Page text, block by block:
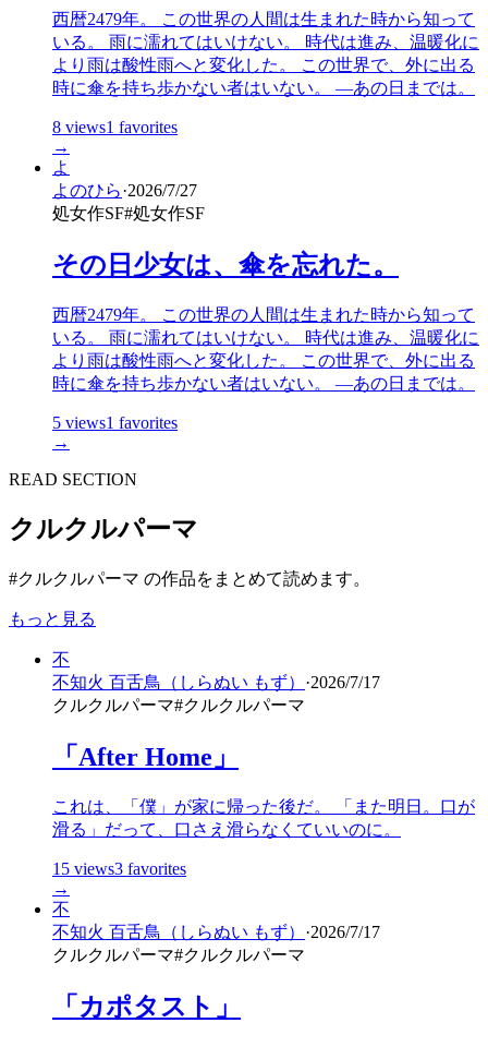
西暦2479年。 この世界の人間は生まれた時から知って
いる。 雨に濡れてはいけない。 時代は進み、温暖化に
より雨は酸性雨へと変化した。 この世界で、外に出る
時に傘を持ち歩かない者はいない。 ―あの日までは。
8 views1 favorites
→
よ
よのひら·2026/7/27
処女作SF#処女作SF
その日少女は、傘を忘れた。
西暦2479年。 この世界の人間は生まれた時から知って
いる。 雨に濡れてはいけない。 時代は進み、温暖化に
より雨は酸性雨へと変化した。 この世界で、外に出る
時に傘を持ち歩かない者はいない。 ―あの日までは。
5 views1 favorites
→
READ SECTION
クルクルパーマ
#クルクルパーマ の作品をまとめて読めます。
もっと見る
不
不知火 百舌鳥（しらぬい もず） ·2026/7/17
クルクルパーマ#クルクルパーマ
「After Home」
これは、「僕」が家に帰った後だ。 「また明日。口が
滑る」だって、口さえ滑らなくていいのに。
15 views3 favorites
→
不
不知火 百舌鳥（しらぬい もず） ·2026/7/17
クルクルパーマ#クルクルパーマ
「カポタスト」